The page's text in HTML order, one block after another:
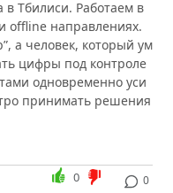
в Тбилиси. Работаем в
offline направлениях.
а человек, который ум
цифры под контроле
одновременно уси
принимать решения
0
0